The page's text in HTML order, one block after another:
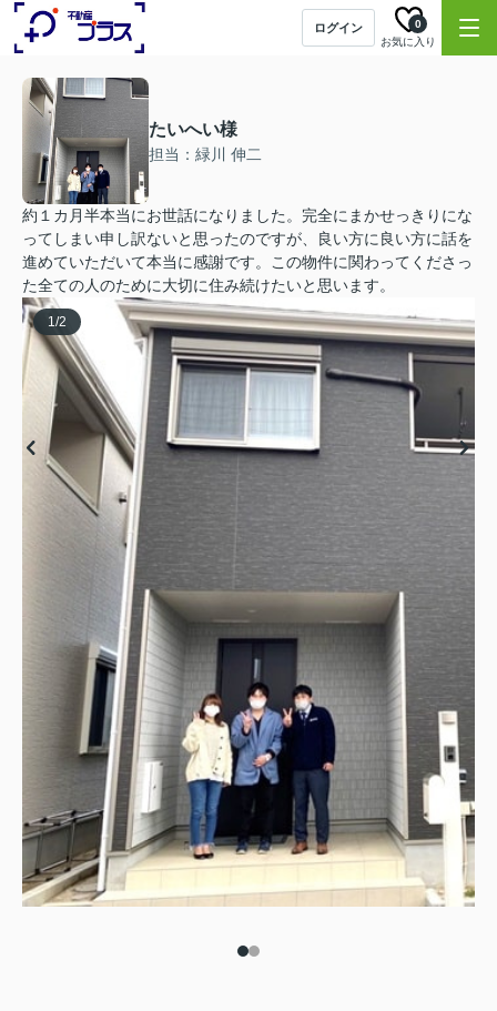
ログイン
お気に入り
0
たいへい様
担当：緑川 伸二
約１カ月半本当にお世話になりました。完全にまかせっきりにな
ってしまい申し訳ないと思ったのですが、良い方に良い方に話を
進めていただいて本当に感謝です。この物件に関わってくださっ
た全ての人のために大切に住み続けたいと思います。
1/2